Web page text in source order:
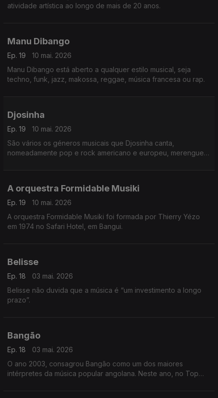
atividade artística ao longo de mais de 20 anos.
Manu Dibango
Ep. 19
10 mai. 2026
Manu Dibango está aberto a qualquer estilo musical, seja
techno, funk, jazz, makossa, reggae, música francesa ou rap.
Djosinha
Ep. 19
10 mai. 2026
São vários os géneros musicais que Djosinha canta,
nomeadamente pop e rock americano e europeu, merengue
A orquestra Formidable Musiki
Ep. 19
10 mai. 2026
A orquestra Formidable Musiki foi formada por Thierry Yézo
em 1974 no Safari Hotel, em Bangui.
Belisse
Ep. 18
03 mai. 2026
Belisse não duvida que a música é “um investimento a longo
prazo”.
Bangão
Ep. 18
03 mai. 2026
O ano 2003, consagrou Bangão como um dos maiores
intérpretes da música popular angolana. Neste ano, no Top